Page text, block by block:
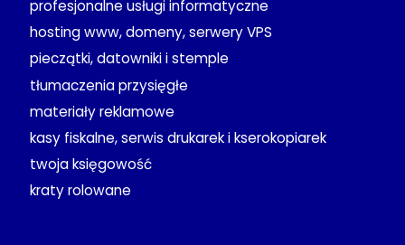
profesjonalne usługi informatyczne
hosting www, domeny, serwery VPS
pieczątki, datowniki i stemple
tłumaczenia przysięgłe
materiały reklamowe
kasy fiskalne, serwis drukarek i kserokopiarek
twoja księgowość
kraty rolowane